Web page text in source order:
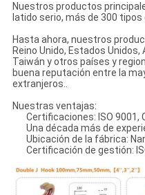
Nuestros productos
latido serio, más de 300
Hasta ahora, nuestros
Reino Unido, Estados
Taiwán y otros países y
buena reputación entre la
extranjeros..
Nuestras ventajas:
Certificaciones: ISO 9001,
Una década más de
Ubicación de la fábrica:
Certificación de gestión: